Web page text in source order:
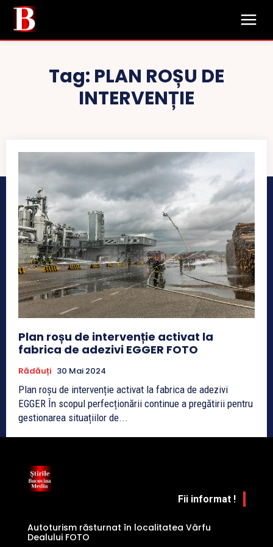
Tag: PLAN ROȘU DE
INTERVENȚIE
Plan roșu de intervenție activat la
fabrica de adezivi EGGER FOTO
Rădăuți 30 Mai 2024
Plan roșu de intervenție activat la fabrica de adezivi
EGGER În scopul perfecționării continue a pregătirii pentru
gestionarea situațiilor de...
Fii informat !
Autoturism răsturnat în localitatea Vârfu
Dealului FOTO